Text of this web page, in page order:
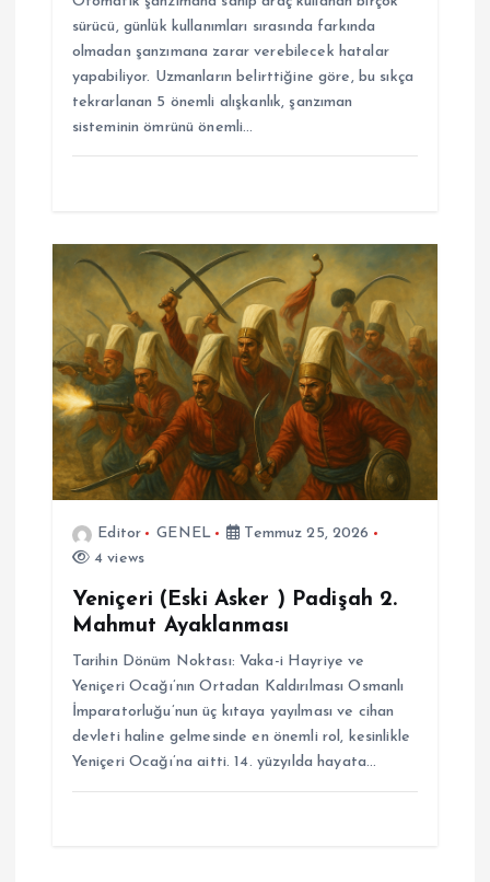
sürücü, günlük kullanımları sırasında farkında
olmadan şanzımana zarar verebilecek hatalar
yapabiliyor. Uzmanların belirttiğine göre, bu sıkça
tekrarlanan 5 önemli alışkanlık, şanzıman
sisteminin ömrünü önemli…
Editor GENEL
Temmuz 25, 2026
4 views
Yeniçeri (Eski Asker ) Padişah 2.
Mahmut Ayaklanması
Tarihin Dönüm Noktası: Vaka-i Hayriye ve
Yeniçeri Ocağı’nın Ortadan Kaldırılması Osmanlı
İmparatorluğu’nun üç kıtaya yayılması ve cihan
devleti haline gelmesinde en önemli rol, kesinlikle
Yeniçeri Ocağı’na aitti. 14. yüzyılda hayata…